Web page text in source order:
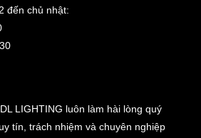
đến chủ nhật:
LIGHTING luôn làm hài lòng quý
tín, trách nhiệm và chuyên nghiệp